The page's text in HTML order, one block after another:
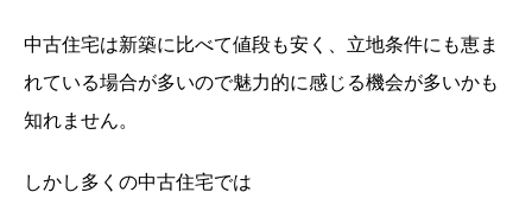
中古住宅は新築に比べて値段も安く、立地条件にも恵ま
れている場合が多いので魅力的に感じる機会が多いかも
知れません。
しかし多くの中古住宅では